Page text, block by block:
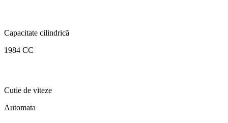
Capacitate cilindrică
1984 CC
Cutie de viteze
Automata